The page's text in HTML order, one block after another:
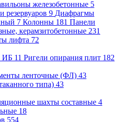
железобетонные 5
резервуаров 9 Диафрагмы
7 Колонны 181 Панели
керамзитобетонные 231
лифта 72
ИБ 11 Ригели опирания плит 182
ленточные (ФЛ) 43
типа) 43
шахты составные 4
18
554